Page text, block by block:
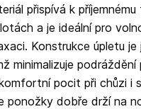
přispívá k
a je ideální pro
Konstrukce úpletu je
minimalizuje
pocit při chůzi i
ponožky dobře drží na